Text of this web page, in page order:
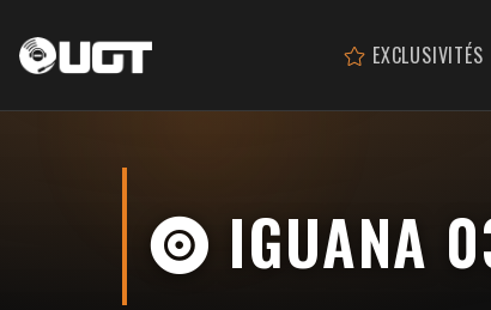
EXCLUSIVITÉS
IGUANA